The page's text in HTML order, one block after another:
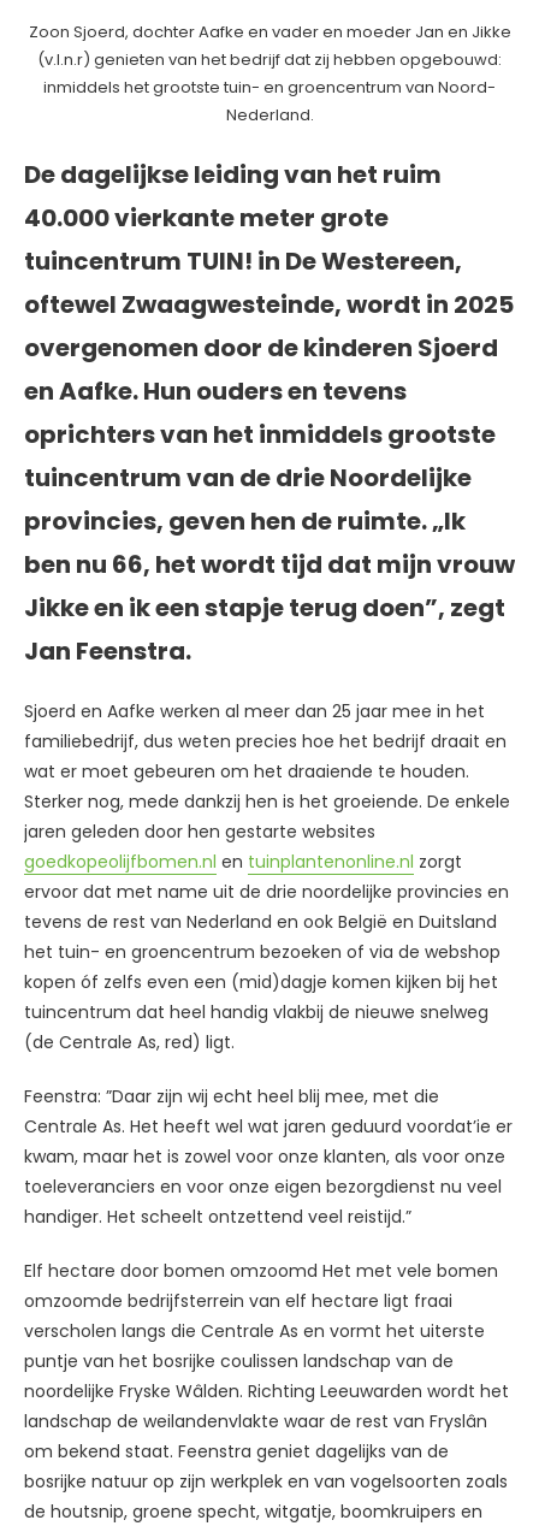
Zoon Sjoerd, dochter Aafke en vader en moeder Jan en Jikke
(v.l.n.r) genieten van het bedrijf dat zij hebben opgebouwd:
inmiddels het grootste tuin- en groencentrum van Noord-
Nederland.
De dagelijkse leiding van het ruim
40.000 vierkante meter grote
tuincentrum TUIN! in De Westereen,
oftewel Zwaagwesteinde, wordt in 2025
overgenomen door de kinderen Sjoerd
en Aafke. Hun ouders en tevens
oprichters van het inmiddels grootste
tuincentrum van de drie Noordelijke
provincies, geven hen de ruimte. „Ik
ben nu 66, het wordt tijd dat mijn vrouw
Jikke en ik een stapje terug doen”, zegt
Jan Feenstra.
Sjoerd en Aafke werken al meer dan 25 jaar mee in het
familiebedrijf, dus weten precies hoe het bedrijf draait en
wat er moet gebeuren om het draaiende te houden.
Sterker nog, mede dankzij hen is het groeiende. De enkele
jaren geleden door hen gestarte websites
goedkopeolijfbomen.nl en tuinplantenonline.nl zorgt
ervoor dat met name uit de drie noordelijke provincies en
tevens de rest van Nederland en ook België en Duitsland
het tuin- en groencentrum bezoeken of via de webshop
kopen óf zelfs even een (mid)dagje komen kijken bij het
tuincentrum dat heel handig vlakbij de nieuwe snelweg
(de Centrale As, red) ligt.
Feenstra: ”Daar zijn wij echt heel blij mee, met die
Centrale As. Het heeft wel wat jaren geduurd voordat’ie er
kwam, maar het is zowel voor onze klanten, als voor onze
toeleveranciers en voor onze eigen bezorgdienst nu veel
handiger. Het scheelt ontzettend veel reistijd.”
Elf hectare door bomen omzoomd Het met vele bomen
omzoomde bedrijfsterrein van elf hectare ligt fraai
verscholen langs die Centrale As en vormt het uiterste
puntje van het bosrijke coulissen landschap van de
noordelijke Fryske Wâlden. Richting Leeuwarden wordt het
landschap de weilandenvlakte waar de rest van Fryslân
om bekend staat. Feenstra geniet dagelijks van de
bosrijke natuur op zijn werkplek en van vogelsoorten zoals
de houtsnip, groene specht, witgatje, boomkruipers en